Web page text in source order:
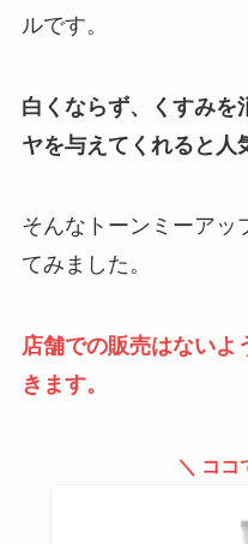
る
ア
ルです。
白くならず、くすみを
ヤを与えてくれると人
そんなトーンミーアッ
てみました。
店舗での販売はないよ
きます。
＼ ココ